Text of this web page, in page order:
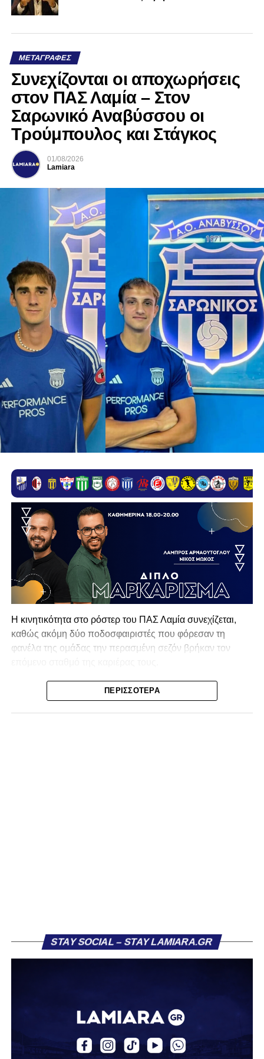
ΜΕΤΑΓΡΑΦΈΣ
Συνεχίζονται οι αποχωρήσεις
στον ΠΑΣ Λαμία – Στον
Σαρωνικό Αναβύσσου οι
Τρούμπουλος και Στάγκος
01/08/2026
Lamiara
Η κινητικότητα στο ρόστερ του ΠΑΣ Λαμία συνεχίζεται,
καθώς ακόμη δύο ποδοσφαιριστές που φόρεσαν τη
φανέλα της ομάδας την περασμένη σεζόν βρήκαν τον
Ο λόγος για τον Βασίλη Τρούμπουλο και τον Χρυσόστομο
Στάγκο, οι οποίοι θα συνεχίσουν μαζί την ποδοσφαιρική
τους πορεία στον Σαρωνικό Αναβύσσου, με τον σύλλογο
«Ο Α.Ο. Σαρωνικός Αναβύσσου ανακοινώνει την
περσινή σεζόν πραγματοποίησε γεμάτη χρονιά στη Γ’
ΠΕΡΙΣΣΌΤΕΡΑ
STAY SOCIAL – STAY LAMIARA.GR